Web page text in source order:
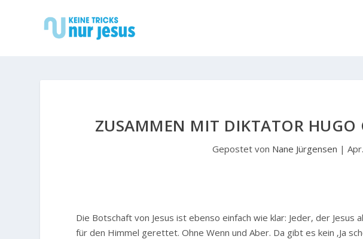
ZUSAMMEN MIT DIKTATOR HUGO
Gepostet von Nane Jürgensen |
Die Botschaft von Jesus ist ebenso einfach wie klar: Jeder, der
für den Himmel gerettet. Ohne Wenn und Aber. Da gibt es kein ‚Ja